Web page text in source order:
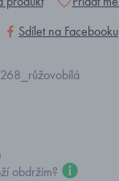
Sdílet na Facebooku
obdržím?